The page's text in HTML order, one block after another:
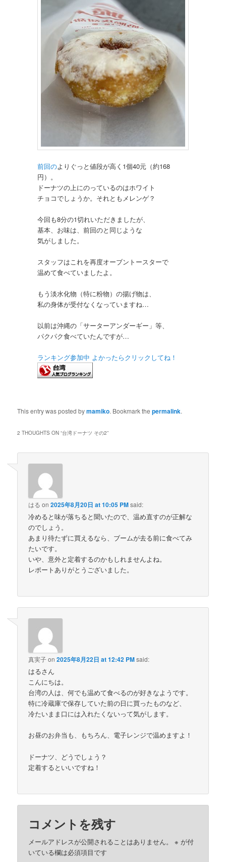
前回のよりぐっと値段が高く1個40元（約168
円）。
ドーナツの上にのっているのはホワイト
チョコでしょうか。それともメレンゲ？
今回も8分の1切れいただきましたが、
基本、お味は、前回のと同じような
気がしました。
スタッフはこれを再度オーブントースターで
温めて食べていましたよ。
もう淡水化物（特に粉物）の揚げ物は、
私の身体が受付なくなっていますね…
以前は沖縄の「サーターアンダーギー」等、
パクパク食べていたんですが…
ランキング参加中 よかったらクリックしてね！
This entry was posted bymamiko. Bookmark thepermalink.
2 THOUGHTS ON “台湾ドーナツ その2”
はる on2025年8月20日 at 10:05 PMsaid:
冷めると味が落ちると聞いたので、温め直すのが正解な
のでしょう。
あまり待たずに買えるなら、ブームが去る前に食べてみ
たいです。
いや、意外と定着するのかもしれませんよね。
レポートありがとうございました。
真実子on2025年8月22日 at 12:42 PMsaid:
はるさん
こんにちは。
台湾の人は、何でも温めて食べるのが好きなようです。
特に冷蔵庫で保存していた前の日に買ったものなど、
冷たいまま口には入れたくないって気がします。
お昼のお弁当も、もちろん、電子レンジで温めますよ！
ドーナツ、どうでしょう？
定着するといいですね！
コメントを残す
メールアドレスが公開されることはありません。 ※ が付
いている欄は必須項目です